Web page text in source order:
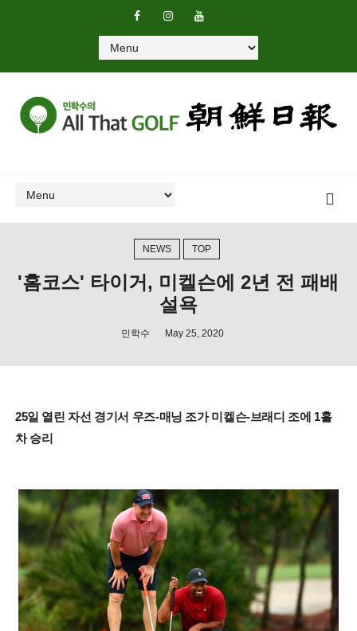
NEWS TOP
'홈코스' 타이거, 미켈슨에 2년 전 패배
설욕
민학수 May 25, 2020
25일 열린 자선 경기서 우즈-매닝 조가 미켈슨-브래디 조에 1홀
차 승리